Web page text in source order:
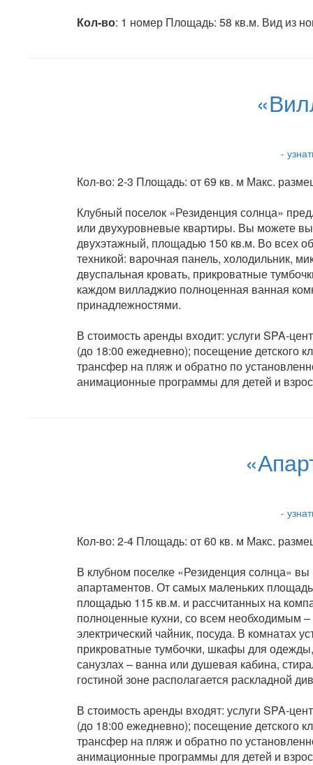
Кол-во: 1 номер Площадь: 58 кв.м. Вид из
-
Кол-во: 2-3 Площадь: от 69 кв. м Макс.
Клубный поселок «Резиденция солнца»
или двухуровневые квартиры. Вы можете
двухэтажный, площадью 150 кв.м. Во всех
техникой: варочная панель, холодильник,
двуспальная кровать, прикроватные
каждом вилладжио полноценная ванная
принадлежностями.
В стоимость аренды входит: услуги SPA-
(до 18:00 ежедневно); посещение детского
трансфер на пляж и обратно по
анимационные программы для детей и
-
Кол-во: 2-4 Площадь: от 60 кв. м Макс.
В клубном поселке «Резиденция солнца»
апартаментов. От самых маленьких
площадью 115 кв.м. и рассчитанных на
полноценные кухни, со всем необходимым
электрический чайник, посуда. В комнатах
прикроватные тумбочки, шкафы для одежды,
санузлах – ванна или душевая кабина,
гостиной зоне располагается раскладной
В стоимость аренды входят: услуги SPA-
(до 18:00 ежедневно); посещение детского
трансфер на пляж и обратно по
анимационные программы для детей и